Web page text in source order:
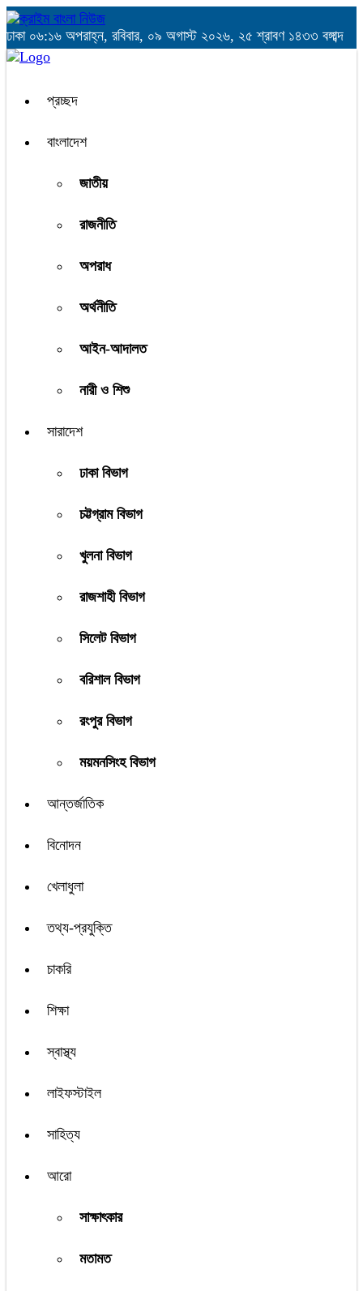
ঢাকা ০৬:১৬ অপরাহ্ন, রবিবার, ০৯ অগাস্ট ২০২৬, ২৫ শ্রাবণ ১৪৩৩ বঙ্গাব্দ
প্রচ্ছদ
বাংলাদেশ
জাতীয়
রাজনীতি
অপরাধ
অর্থনীতি
আইন-আদালত
নারী ও শিশু
সারাদেশ
ঢাকা বিভাগ
চট্টগ্রাম বিভাগ
খুলনা বিভাগ
রাজশাহী বিভাগ
সিলেট বিভাগ
বরিশাল বিভাগ
রংপুর বিভাগ
ময়মনসিংহ বিভাগ
আন্তর্জাতিক
বিনোদন
খেলাধুলা
তথ্য-প্রযুক্তি
চাকরি
শিক্ষা
স্বাস্থ্য
লাইফস্টাইল
সাহিত্য
আরো
সাক্ষাৎকার
মতামত